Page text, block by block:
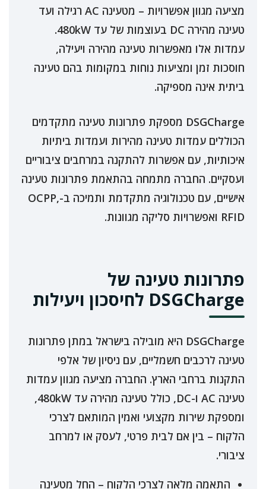
מציעה מגוון אפשרויות – מטעינה AC רגילה ועד
טעינה מהירה DC בעוצמות של עד 480kW.
עמדות אלו מאפשרות טעינה מהירה ויעילה,
חוסכות זמן ומציעות נוחות במקומות בהם טעינה
ביתית אינה מספיקה.
DSGCharge מספקת פתרונות טעינה מתקדמים
הכוללים עמדות טעינה מהירות ועמדות ביתיות
איכותיות, עם אפשרות להתקנה במרחבים ציבוריים
ועסקיים. החברה מתמחה בהתאמת פתרונות טעינה
אישיים, עם טכנולוגיה מתקדמת ותמיכה ב-OCPP,
RFID ואפשרויות סליקה מגוונות.
פתרונות טעינה של
DSGCharge לחיסכון ויעילות
DSGCharge היא מובילה בישראל במתן פתרונות
טעינה לרכבים חשמליים, עם ניסיון של אלפי
התקנות ברחבי הארץ. החברה מציעה מגוון עמדות
טעינה AC ו-DC, כולל טעינה מהירה עד 480kW,
ומספקת שירות מקצועי ואמין המותאם לצרכי
הלקוח – בין אם לבית פרטי, לעסק או למרחב
ציבורי.
התאמה מלאה לצרכי הלקוח – החל מטעינה